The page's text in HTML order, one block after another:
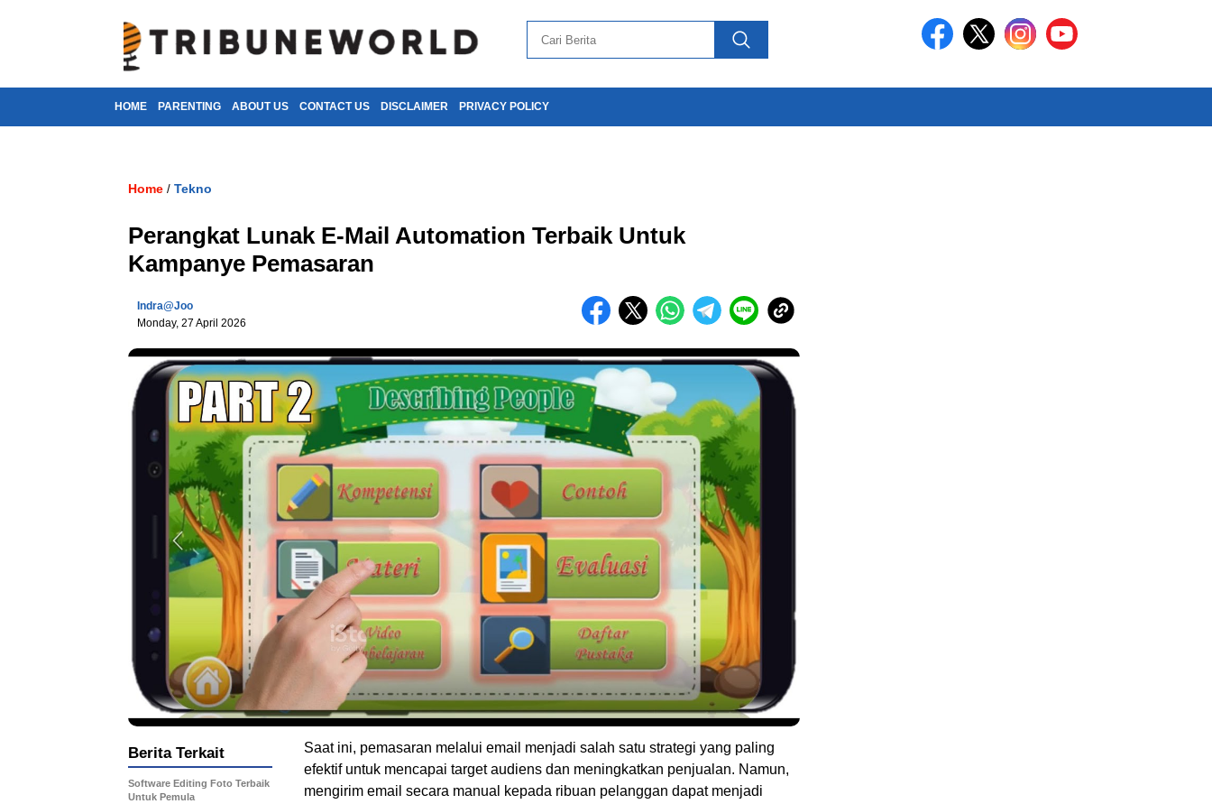
HOME PARENTING ABOUT US CONTACT US DISCLAIMER PRIVACY POLICY
Home / Tekno
Perangkat Lunak E-Mail Automation Terbaik Untuk
Kampanye Pemasaran
Indra@joo
Monday, 27 April 2026
Saat ini, pemasaran melalui email menjadi salah satu strategi yang paling
efektif untuk mencapai target audiens dan meningkatkan penjualan. Namun,
mengirim email secara manual kepada ribuan pelanggan dapat menjadi
Berita Terkait
Software Editing Foto Terbaik
Untuk Pemula